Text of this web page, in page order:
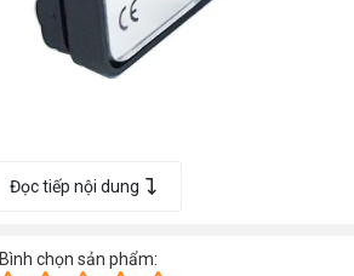
Đọc tiếp nội dung
Bình chọn sản phẩm: